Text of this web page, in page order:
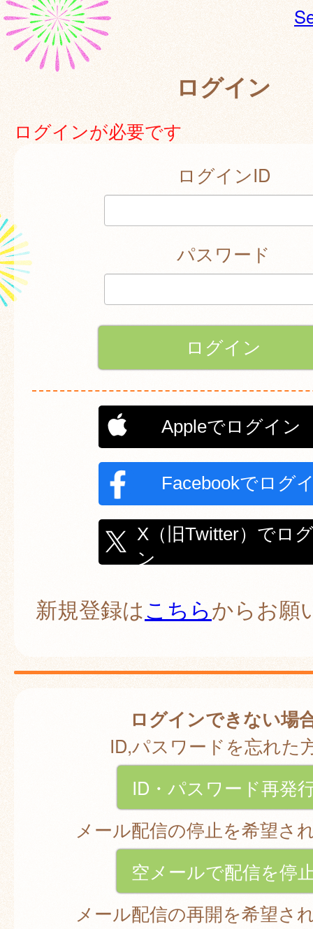
ログイン
ログインが必要です
ログインID
パスワード
Appleでログイン
Facebookでログ
X（旧Twitter）でロ
ン
新規登録はこちらからお願
ログインできない場
ID,パスワードを忘れた
ID・パスワード再発
メール配信の停止を希望さ
空メールで配信を停
メール配信の再開を希望さ